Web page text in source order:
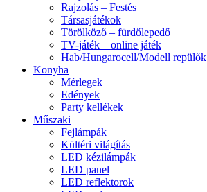
Rajzolás – Festés
Társasjátékok
Törölköző – fürdőlepedő
TV-játék – online játék
Hab/Hungarocell/Modell repülők
Konyha
Mérlegek
Edények
Party kellékek
Műszaki
Fejlámpák
Kültéri világítás
LED kézilámpák
LED panel
LED reflektorok